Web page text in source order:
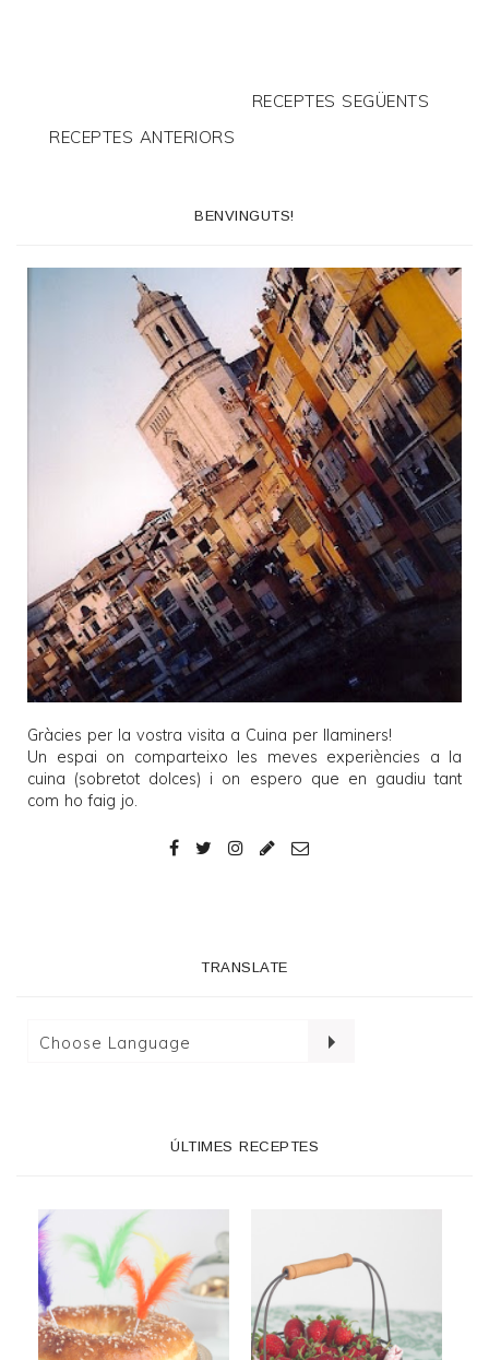
RECEPTES SEGÜENTS
RECEPTES ANTERIORS
BENVINGUTS!
Gràcies per la vostra visita a Cuina per llaminers!
Un espai on comparteixo les meves experiències a la
cuina (sobretot dolces) i on espero que en gaudiu tant
com ho faig jo.
TRANSLATE
ÚLTIMES RECEPTES